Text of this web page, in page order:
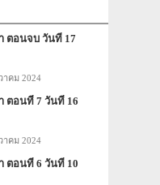
ตอนจบ วันที่ 17
าคม 2024
ตอนที่ 7 วันที่ 16
าคม 2024
ตอนที่ 6 วันที่ 10